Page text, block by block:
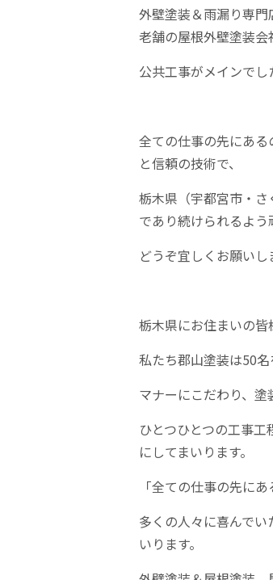
外壁塗装＆雨漏り専
老舗の屋根外壁塗装会
公共工事がメインでし
全ての仕事の先にあ
と信頼の技術で、
栃木県（宇都宮市・
であり続けられるよう
どうぞ宜しくお願いし
栃木県にお住まいの皆
私たち郡山塗装は50
マナーにこだわり、
ひとつひとつの工事
にしてまいります。
「全ての仕事の先に
多くの人々に喜んで
いります。